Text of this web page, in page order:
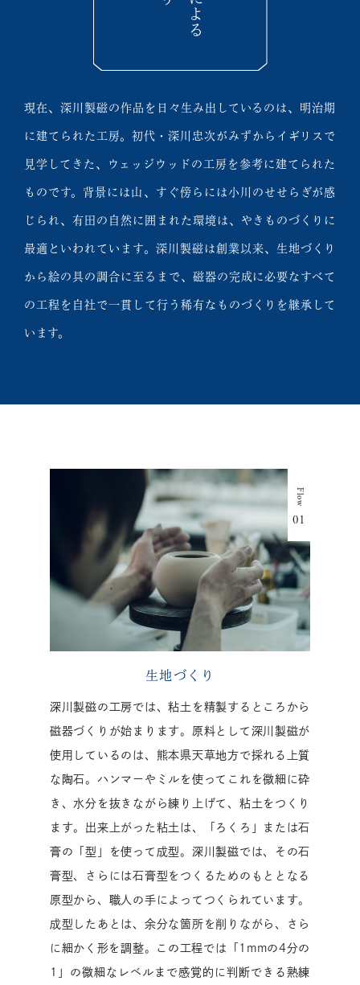
現在、深川製磁の作品を日々生み出しているのは、明治期
に建てられた工房。初代・深川忠次がみずからイギリスで
見学してきた、ウェッジウッドの工房を参考に建てられた
ものです。背景には山、すぐ傍らには小川のせせらぎが感
じられ、有田の自然に囲まれた環境は、やきものづくりに
最適といわれています。深川製磁は創業以来、生地づくり
から絵の具の調合に至るまで、磁器の完成に必要なすべて
の工程を自社で一貫して行う稀有なものづくりを継承して
います。
生地づくり
深川製磁の工房では、粘土を精製するところから
磁器づくりが始まります。原料として深川製磁が
使用しているのは、熊本県天草地方で採れる上質
な陶石。ハンマーやミルを使ってこれを微細に砕
き、水分を抜きながら練り上げて、粘土をつくり
ます。出来上がった粘土は、「ろくろ」または石
膏の「型」を使って成型。深川製磁では、その石
膏型、さらには石膏型をつくるためのもととなる
原型から、職人の手によってつくられています。
成型したあとは、余分な箇所を削りながら、さら
に細かく形を調整。この工程では「1mmの4分の
1」の微細なレベルまで感覚的に判断できる熟練